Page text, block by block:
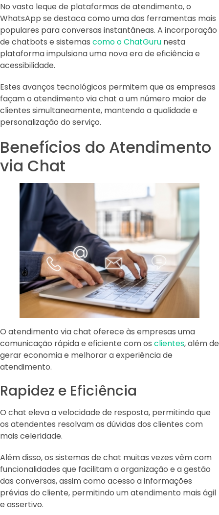
No vasto leque de plataformas de atendimento, o
WhatsApp se destaca como uma das ferramentas mais
populares para conversas instantâneas. A incorporação
de chatbots e sistemas como o ChatGuru nesta
plataforma impulsiona uma nova era de eficiência e
acessibilidade.
Estes avanços tecnológicos permitem que as empresas
façam o atendimento via chat a um número maior de
clientes simultaneamente, mantendo a qualidade e
personalização do serviço.
Benefícios do Atendimento
via Chat
O atendimento via chat oferece às empresas uma
comunicação rápida e eficiente com os clientes, além de
gerar economia e melhorar a experiência de
atendimento.
Rapidez e Eficiência
O chat eleva a velocidade de resposta, permitindo que
os atendentes resolvam as dúvidas dos clientes com
mais celeridade.
Além disso, os sistemas de chat muitas vezes vêm com
funcionalidades que facilitam a organização e a gestão
das conversas, assim como acesso a informações
prévias do cliente, permitindo um atendimento mais ágil
e assertivo.